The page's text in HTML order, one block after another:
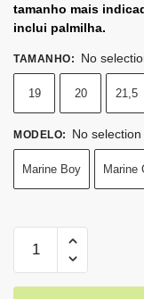
tamanho mais
inclui palmilha.
TAMANHO: No
19 20 21,5
MODELO: No selection
Marine Boy Marine